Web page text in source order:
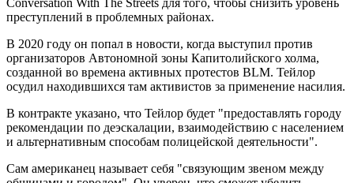
преступлений в проблемных районах.
В 2020 году он попал в новости, когда выступил против
организаторов Автономной зоны Капитолийского холма,
созданной во времена активных протестов BLM. Тейлор
осудил находившихся там активистов за применение насилия.
В контракте указано, что Тейлор будет "предоставлять городу
рекомендации по деэскалации, взаимодействию с населением
и альтернативным способам полицейской деятельности".
Сам американец называет себя "связующим звеном между